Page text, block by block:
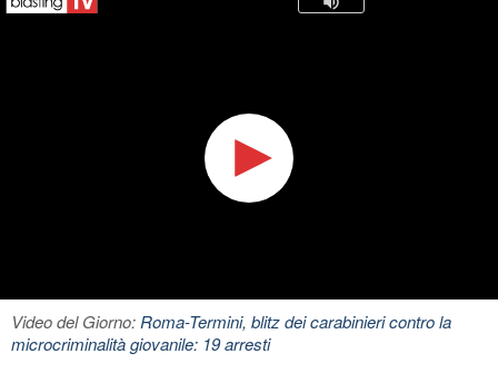
Video del Giorno:Roma-Termini, blitz dei carabinieri contro la
microcriminalità giovanile: 19 arresti